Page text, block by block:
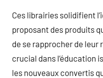
Ces librairies solidifient
proposant des produits
de se rapprocher de leur
crucial dans l’éducation
les nouveaux convertis